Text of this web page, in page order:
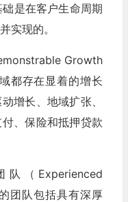
是在客户生命周期
实现的。
Growth
都存在显着的增长
增长、地域扩张、
、保险和抵押贷款
（Experienced
团队包括具有深厚